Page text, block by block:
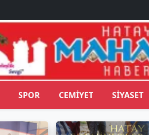
SPOR CEMIYET SIYASET